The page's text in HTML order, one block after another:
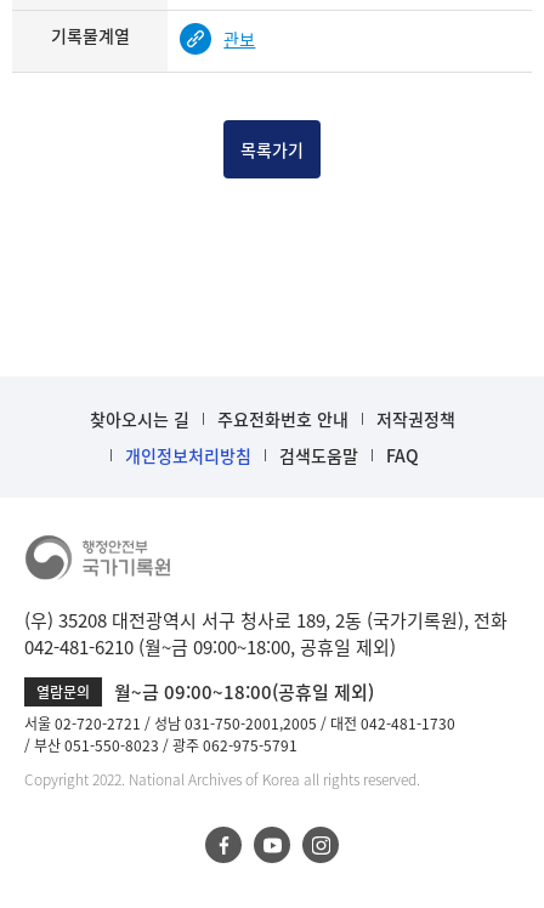
기록물계열 관보
목록가기
찾아오시는 길 주요전화번호 안내
저작권정책
개인정보처리방침
검색도움말 FAQ
(우) 35208 대전광역시 서구 청사로 189, 2동 (국가기록원), 전화
042-481-6210 (월~금 09:00~18:00, 공휴일 제외)
열람문의 월~금 09:00~18:00(공휴일 제외)
서울 02-720-2721 성남 031-750-2001,2005
대전 042-481-1730
부산 051-550-8023
광주 062-975-5791
Copyright 2022. National Archives of Korea all rights reserved.